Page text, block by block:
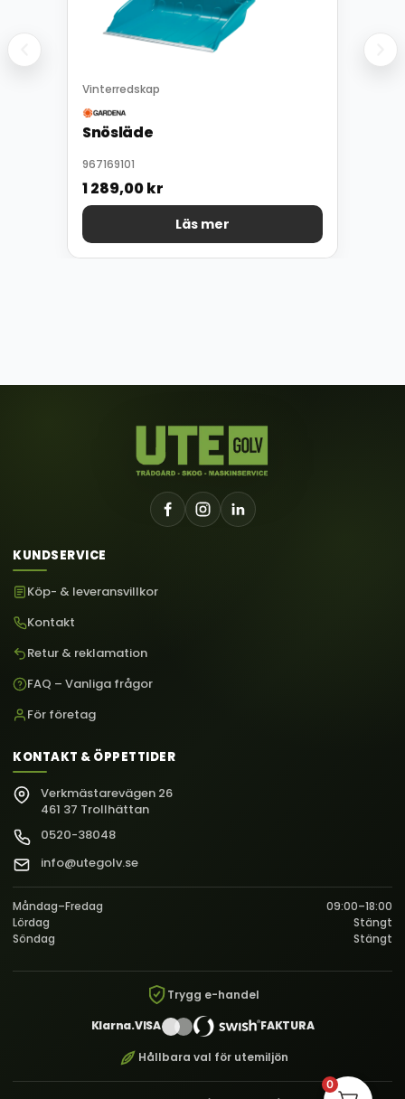
Vinterredskap
Snösläde
967169101
1 289,00kr
Läs mer
KUNDSERVICE
Köp- & leveransvillkor
Kontakt
Retur & reklamation
FAQ – Vanliga frågor
För företag
KONTAKT & ÖPPETTIDER
Verkmästarevägen 26
461 37 Trollhättan
0520-38048
info@utegolv.se
Måndag–Fredag
09:00–18:00
Lördag
Stängt
Söndag
Stängt
Trygg e-handel
Klarna.VISA FAKTURA
Hållbara val för utemiljön
0